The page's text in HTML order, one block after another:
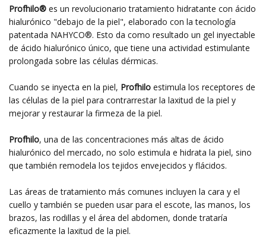
Profhilo® es un revolucionario tratamiento hidratante con ácido
hialurónico "debajo de la piel", elaborado con la tecnología
patentada NAHYCO®. Esto da como resultado un gel inyectable
de ácido hialurónico único, que tiene una actividad estimulante
prolongada sobre las células dérmicas.
Cuando se inyecta en la piel, Profhilo estimula los receptores de
las células de la piel para contrarrestar la laxitud de la piel y
mejorar y restaurar la firmeza de la piel.
Profhilo, una de las concentraciones más altas de ácido
hialurónico del mercado, no solo estimula e hidrata la piel, sino
que también remodela los tejidos envejecidos y flácidos.
Las áreas de tratamiento más comunes incluyen la cara y el
cuello y también se pueden usar para el escote, las manos, los
brazos, las rodillas y el área del abdomen, donde trataría
eficazmente la laxitud de la piel.